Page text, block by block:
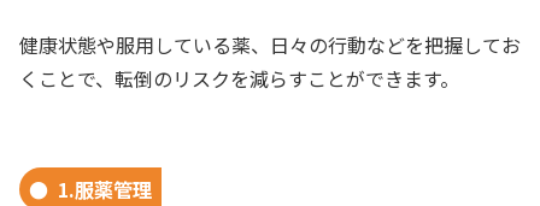
健康状態や服用している薬、日々の行動などを把握してお
くことで、転倒のリスクを減らすことができます。
1.服薬管理